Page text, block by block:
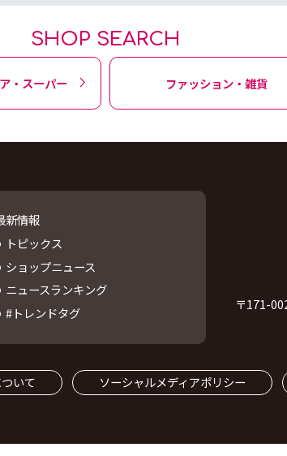
SHOP SEARCH
・スーパー ファッション・雑貨
新情報
トピックス
ショップニュース
ニュースランキング
#トレンドタグ
〒171-
いて ソーシャルメディアポリシー